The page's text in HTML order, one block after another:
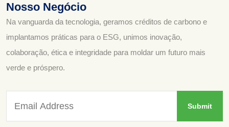
Nosso Negócio
Na vanguarda da tecnologia, geramos créditos de carbono e
implantamos práticas para o ESG, unimos inovação,
colaboração, ética e integridade para moldar um futuro mais
verde e próspero.